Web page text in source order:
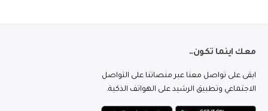
معك اينما تكون..
ابقى على تواصل معنا عبر منصاتنا على التواصل
الاجتماعي وتطبيق الرشيد على الهواتف الذكية.